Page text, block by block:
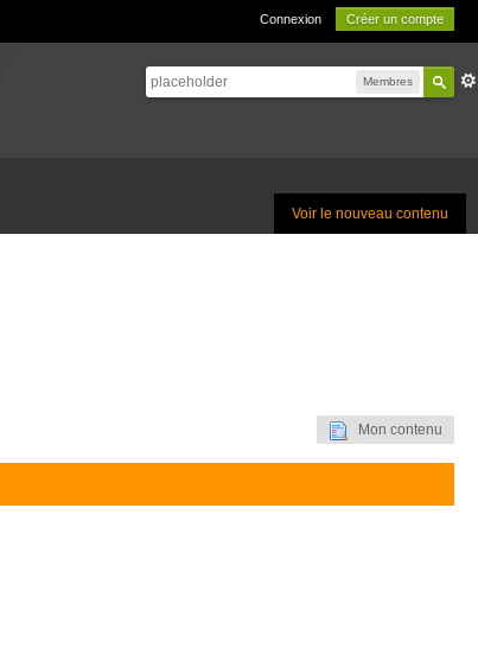
Connexion Créer un compte
Membres
Voir le nouveau contenu
Mon contenu